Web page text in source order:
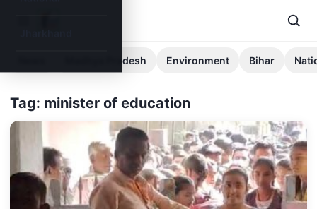
Madhya Pradesh Environment Bihar
Tag: minister of education